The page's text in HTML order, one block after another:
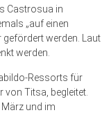
Castrosua in
„auf einen
gefördert werden. Laut
werden.
Ressorts für
Titsa, begleitet.
und im